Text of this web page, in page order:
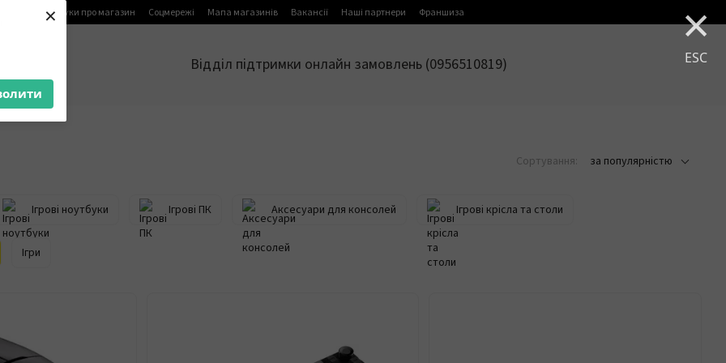
× ×
ESC
Відгуки про магазин Соцмережі Мапа магазинів Вакансії Наші партнери Франшиза
Відділ підтримки онлайн замовлень (0956510819)
Сортування: за популярністю
Ігрові ноутбуки Ігрові ПК Аксесуари для консолей Ігрові крісла та столи
Ігри